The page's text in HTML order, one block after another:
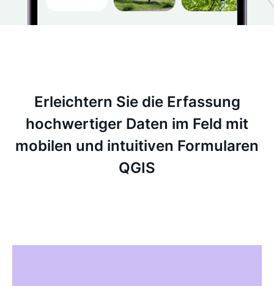
Erleichtern Sie die Erfassung
hochwertiger Daten im Feld mit
mobilen und intuitiven Formularen
QGIS